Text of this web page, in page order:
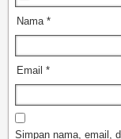
Nama *
Email *
Simpan nama, email,